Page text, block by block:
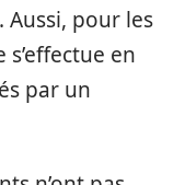
Aussi, pour les
en
par un